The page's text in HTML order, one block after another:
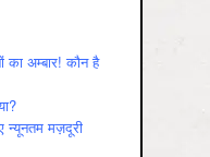
का अम्बार! कौन है
न्यूनतम मज़दूरी